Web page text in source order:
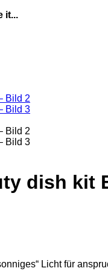
it...
dish kit
Licht für